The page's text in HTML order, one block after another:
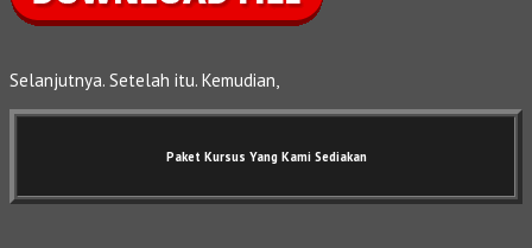
Selanjutnya. Setelah itu. Kemudian,
Paket Kursus Yang Kami Sediakan